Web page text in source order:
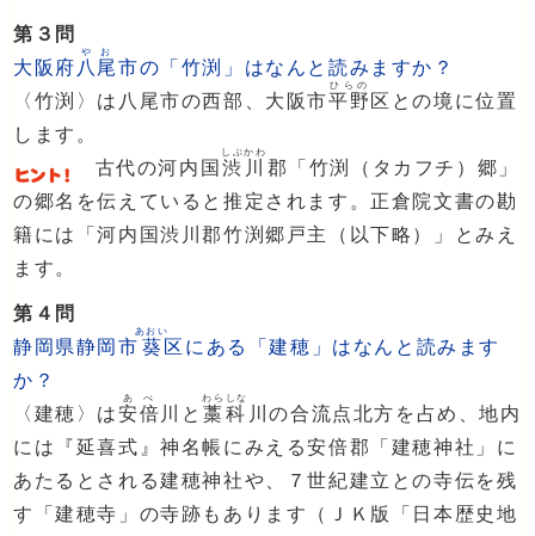
第３問
大阪府 八尾
やお
市の「竹渕」はなんと読みますか？
〈竹渕〉は八尾市の西部、大阪市平野
ひらの
区との境に位置
します。
古代の河内国 渋川
しぶかわ
郡「竹渕（タカフチ）郷」
の郷名を伝えていると推定されます。正倉院文書の勘
籍には「河内国渋川郡竹渕郷戸主（以下略）」とみえ
ます。
第４問
静岡県静岡市 葵
あおい
区にある「建穂」はなんと読みます
か？
〈建穂〉は安倍
あべ
川と 藁科
わらしな
川の合流点北方を占め、地内
には『延喜式』神名帳にみえる安倍郡「建穂神社」に
あたるとされる建穂神社や、７世紀建立との寺伝を残
す「建穂寺」の寺跡もあります（ＪＫ版「日本歴史地